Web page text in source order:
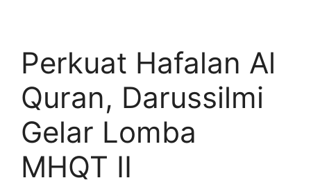
Perkuat Hafalan Al
Quran, Darussilmi
Gelar Lomba
MHQT II